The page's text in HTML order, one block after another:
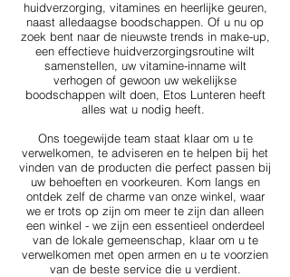
huidverzorging, vitamines en heerlijke geuren,
naast alledaagse boodschappen. Of u nu op
zoek bent naar de nieuwste trends in make-up,
een effectieve huidverzorgingsroutine wilt
samenstellen, uw vitamine-inname wilt
verhogen of gewoon uw wekelijkse
boodschappen wilt doen, Etos Lunteren heeft
alles wat u nodig heeft.
Ons toegewijde team staat klaar om u te
verwelkomen, te adviseren en te helpen bij het
vinden van de producten die perfect passen bij
uw behoeften en voorkeuren. Kom langs en
ontdek zelf de charme van onze winkel, waar
we er trots op zijn om meer te zijn dan alleen
een winkel - we zijn een essentieel onderdeel
van de lokale gemeenschap, klaar om u te
verwelkomen met open armen en u te voorzien
van de beste service die u verdient.